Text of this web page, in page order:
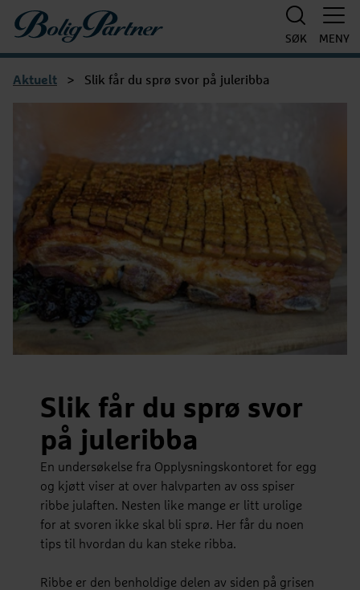
Boligpartner
SØK MENY
Aktuelt > Slik får du sprø svor på juleribba
Slik får du sprø svor
på juleribba
En undersøkelse fra Opplysningskontoret for egg
og kjøtt viser at over halvparten av oss spiser
ribbe julaften. Nesten like mange er litt urolige
for at svoren ikke skal bli sprø. Her får du noen
tips til hvordan du kan steke ribba.
Ribbe er den benholdige delen av siden på grisen